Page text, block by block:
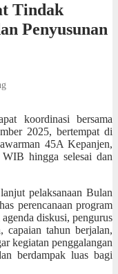
Tindak
Penyusunan
koordinasi bersama
2025, bertempat di
45A Kepanjen,
hingga selesai dan
pelaksanaan Bulan
perencanaan program
diskusi, pengurus
capaian tahun berjalan,
kegiatan penggalangan
berdampak luas bagi